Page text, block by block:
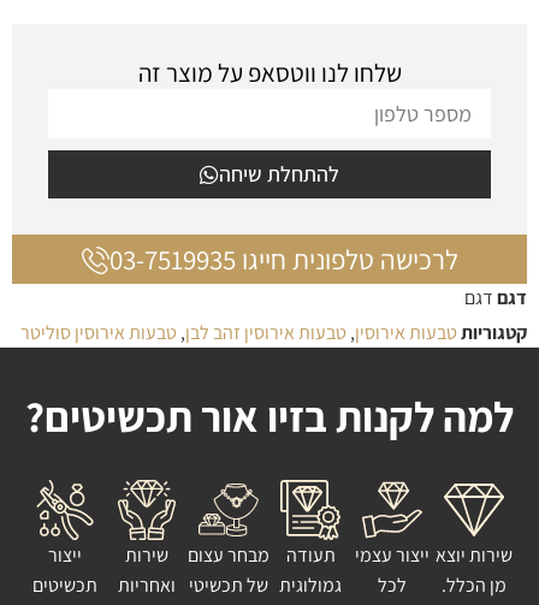
שלחו לנו ווטסאפ על מוצר זה
להתחלת שיחה
לרכישה טלפונית חייגו 03-7519935
דגםדגם
קטגוריותטבעות אירוסין, טבעות אירוסין זהב לבן, טבעות אירוסין סוליטר
למה לקנות בזיו אור תכשיטים?
שירות יוצא
מן הכלל.
ייצור עצמי
לכל
תעודה
גמולוגית
מבחר עצום
של תכשיטי
שירות
ואחריות
ייצור
תכשיטים